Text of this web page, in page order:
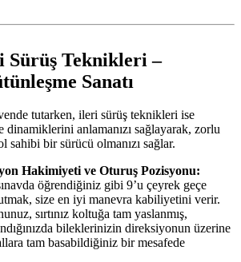
Sürüş Teknikleri –
Sanatı
tutarken, ileri sürüş teknikleri ise
dinamiklerini anlamanızı sağlayarak, zorlu
sahibi bir sürücü olmanızı sağlar.
Hakimiyeti ve Oturuş Pozisyonu:
öğrendiğiniz gibi 9’u çeyrek geçe
size en iyi manevra kabiliyetini verir.
sırtınız koltuğa tam yaslanmış,
bileklerinizin direksiyonun üzerine
tam basabildiğiniz bir mesafede